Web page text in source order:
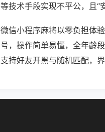
等技术手段实现不平公，且“
微信小程序麻将以零负担体
号，操作简单易懂，全年龄
支持好友开黑与随机匹配，